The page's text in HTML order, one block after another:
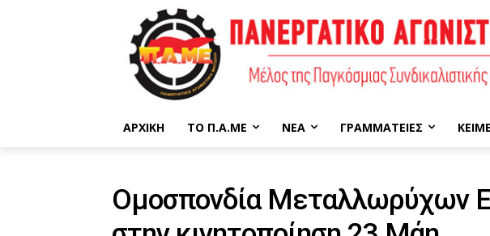
ΑΡΧΙΚΉ ΤΟ Π.Α.ΜΕ ΝΈΑ ΓΡΑΜΜΑΤΕΊΕΣ
Ομοσπονδία Μεταλλωρύχων